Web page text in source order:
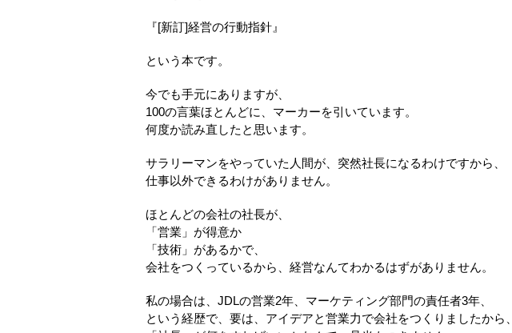
『[新訂]経営の行動指針』
という本です。
今でも手元にありますが、
100の言葉ほとんどに、マーカーを引いています。
何度か読み直したと思います。
サラリーマンをやっていた人間が、突然社長になるわけですから、
仕事以外できるわけがありません。
ほとんどの会社の社長が、
「営業」が得意か
「技術」があるかで、
会社をつくっているから、経営なんてわかるはずがありません。
私の場合は、JDLの営業2年、マーケティング部門の責任者3年、
という経歴で、要は、アイデアと営業力で会社をつくりましたから、